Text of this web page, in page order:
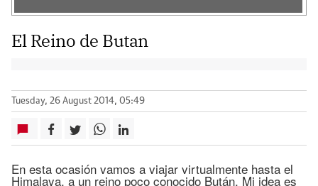
El Reino de Butan
Tuesday, 26 August 2014, 05:49
En esta ocasión vamos a viajar virtualmente hasta el
Himalaya, a un reino poco conocido Bután. Mi idea es